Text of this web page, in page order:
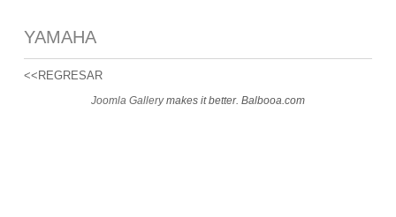
YAMAHA
<<REGRESAR
Joomla Gallerymakes it better. Balbooa.com